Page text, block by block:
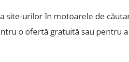
urilor în motoarele de
o ofertă gratuită sau pentru